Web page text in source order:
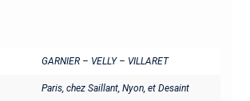
GARNIER – VELLY – VILLARET
Paris, chez Saillant, Nyon, et Desaint